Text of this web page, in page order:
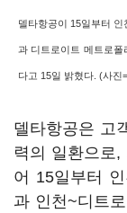
델타항공이 15일부터
과 디트로이트 메트로
다고 15일 밝혔다. (사진
델타항공은 고
력의 일환으로,
어 15일부터
과 인천~디트